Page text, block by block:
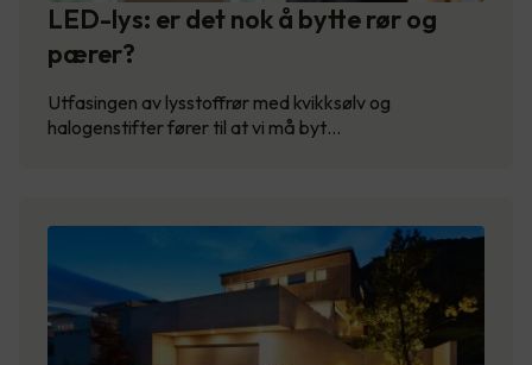
LED-lys: er det nok å bytte rør og
pærer?
Utfasingen av lysstoffrør med kvikksølv og
halogenstifter fører til at vi må byt…